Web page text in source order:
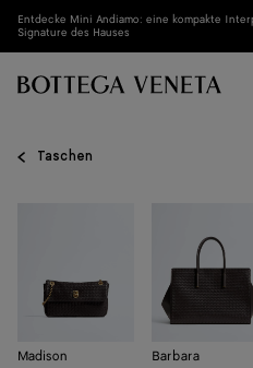
Zum Hauptinhalt
Entdecke Mini Andiamo: eine kompakte
Signature des Hauses
Taschen
Madison Barbara